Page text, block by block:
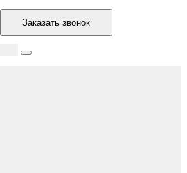
Заказать звонок